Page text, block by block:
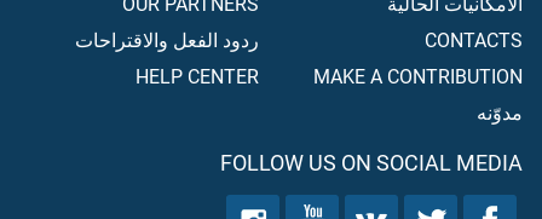
CONTACTS
MAKE A CONTRIBUTION
مدوّنه
ردود الفعل والاقتراحات
HELP CENTER
FOLLOW US ON SOCIAL MEDIA